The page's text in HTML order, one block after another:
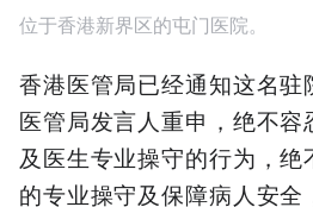
位于香港新界区的屯门医院。
香港医管局已经通知这名驻
医管局发言人重申，绝不
及医生专业操守的行为，
的专业操守及保障病人安全